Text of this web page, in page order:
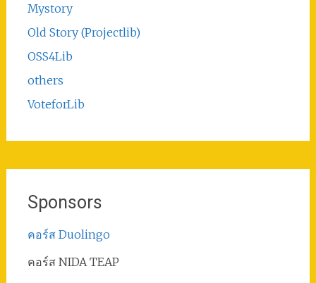
Mystory
Old Story (Projectlib)
OSS4Lib
others
VoteforLib
Sponsors
คอร์ส Duolingo
คอร์ส NIDA TEAP